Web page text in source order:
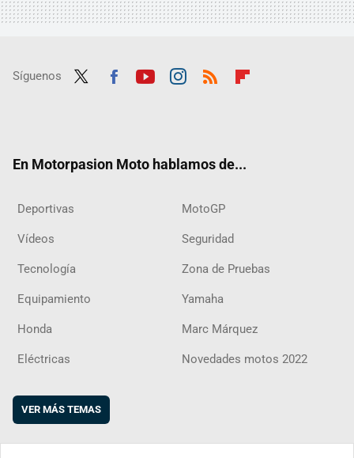
Síguenos
En Motorpasion Moto hablamos de...
Deportivas MotoGP
Vídeos Seguridad
Tecnología Zona de Pruebas
Equipamiento Yamaha
Honda Marc Márquez
Eléctricas Novedades motos 2022
VER MÁS TEMAS